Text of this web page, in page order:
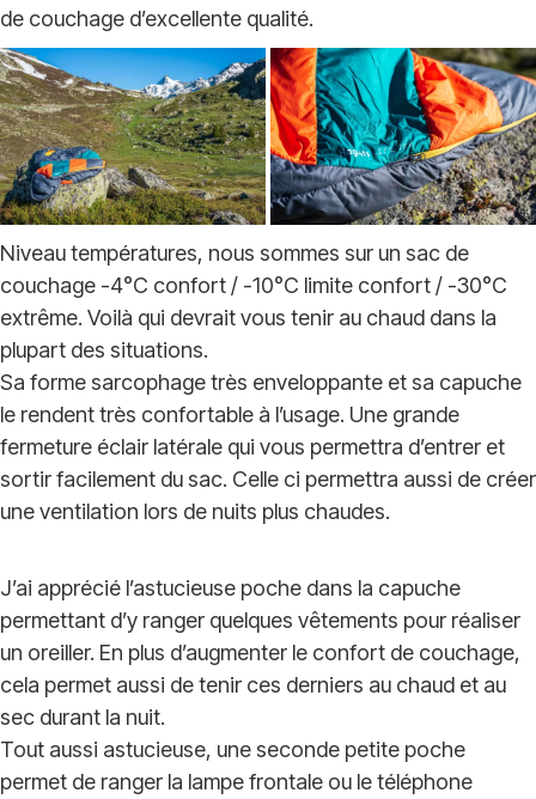
de couchage d’excellente qualité.
Niveau températures, nous sommes sur un sac de
couchage -4°C confort / -10°C limite confort / -30°C
extrême. Voilà qui devrait vous tenir au chaud dans la
plupart des situations.
Sa forme sarcophage très enveloppante et sa capuche
le rendent très confortable à l’usage. Une grande
fermeture éclair latérale qui vous permettra d’entrer et
sortir facilement du sac. Celle ci permettra aussi de créer
une ventilation lors de nuits plus chaudes.
J’ai apprécié l’astucieuse poche dans la capuche
permettant d’y ranger quelques vêtements pour réaliser
un oreiller. En plus d’augmenter le confort de couchage,
cela permet aussi de tenir ces derniers au chaud et au
sec durant la nuit.
Tout aussi astucieuse, une seconde petite poche
permet de ranger la lampe frontale ou le téléphone